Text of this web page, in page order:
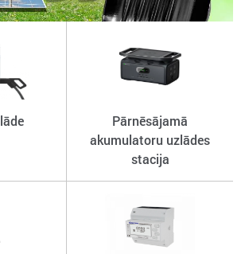
Pārnēsājamā
akumulatoru uzlādes
stacija